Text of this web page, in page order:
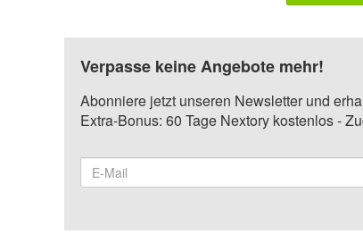
Verpasse keine Angebote mehr!
Abonniere jetzt unseren Newsletter und
Extra-Bonus: 60 Tage Nextory kostenlos -